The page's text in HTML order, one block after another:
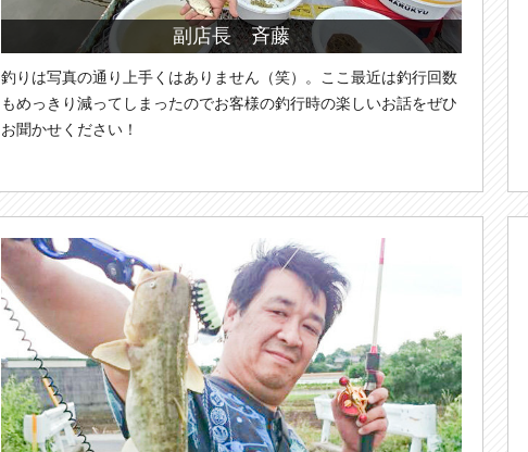
副店長 斉藤
釣りは写真の通り上手くはありません（笑）。ここ最近は釣行回数
もめっきり減ってしまったのでお客様の釣行時の楽しいお話をぜひ
お聞かせください！